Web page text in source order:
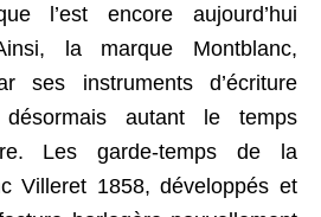
l’est encore aujourd’hui
la marque Montblanc,
ses instruments d’écriture
désormais autant le temps
Les garde-temps de la
Villeret 1858, développés et